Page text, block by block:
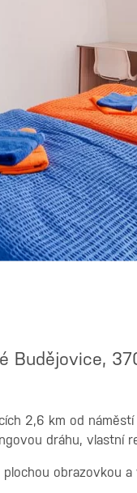
Budějovice,
2,6 km od
dráhu, vlastní
obrazovkou